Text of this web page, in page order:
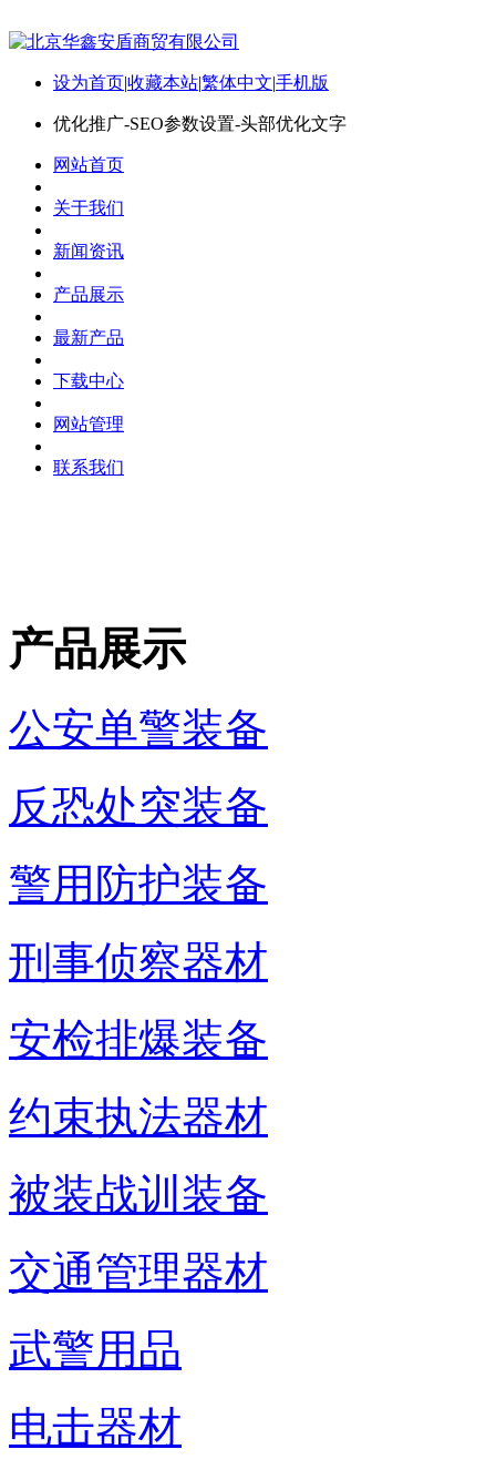
设为首页|收藏本站|繁体中文|手机版
优化推广-SEO参数设置-头部优化文字
网站首页
关于我们
新闻资讯
产品展示
最新产品
下载中心
网站管理
联系我们
产品展示
公安单警装备
反恐处突装备
警用防护装备
刑事侦察器材
安检排爆装备
约束执法器材
被装战训装备
交通管理器材
武警用品
电击器材